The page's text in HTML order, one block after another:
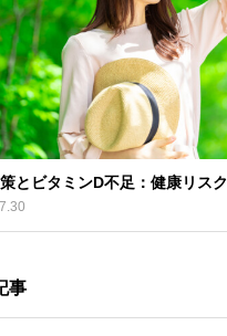
とビタミンD不足：健康リス
事